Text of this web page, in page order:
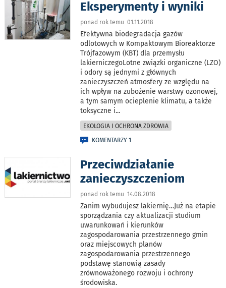
Eksperymenty i wyniki
ponad rok temu 01.11.2018
Efektywna biodegradacja gazów
odlotowych w Kompaktowym Bioreaktorze
Trójfazowym (KBT) dla przemysłu
lakierniczegoLotne związki organiczne (LZO)
i odory są jednymi z głównych
zanieczyszczeń atmosfery ze względu na
ich wpływ na zubożenie warstwy ozonowej,
a tym samym ocieplenie klimatu, a także
toksyczne i...
EKOLOGIA I OCHRONA ZDROWIA
KOMENTARZY 1
Przeciwdziałanie
zanieczyszczeniom
ponad rok temu 14.08.2018
Zanim wybudujesz lakiernię…Już na etapie
sporządzania czy aktualizacji studium
uwarunkowań i kierunków
zagospodarowania przestrzennego gmin
oraz miejscowych planów
zagospodarowania przestrzennego
podstawę stanowią zasady
zrównoważonego rozwoju i ochrony
środowiska.